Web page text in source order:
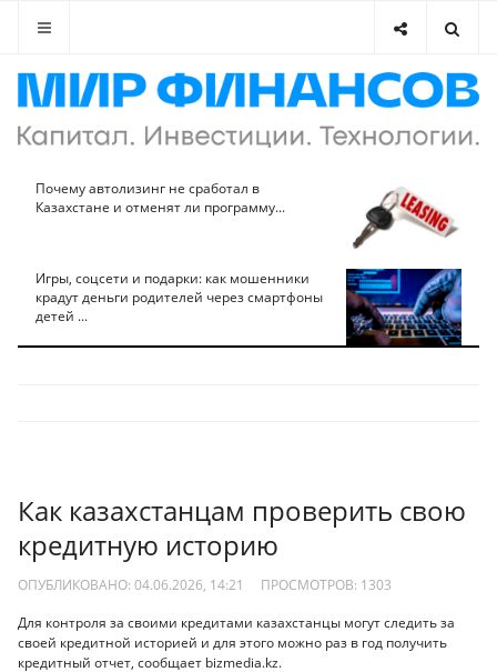
Почему автолизинг не сработал в
Казахстане и отменят ли программу...
Игры, соцсети и подарки: как мошенники
крадут деньги родителей через смартфоны
детей ...
Как казахстанцам проверить свою
кредитную историю
ОПУБЛИКОВАНО: 04.06.2026, 14:21 ПРОСМОТРОВ: 1303
Для контроля за своими кредитами казахстанцы могут следить за
своей кредитной историей и для этого можно раз в год получить
кредитный отчет, сообщает bizmedia.kz.